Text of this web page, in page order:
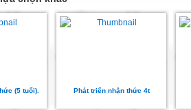
(5 tuổi). Phát triển nhận thức 4t